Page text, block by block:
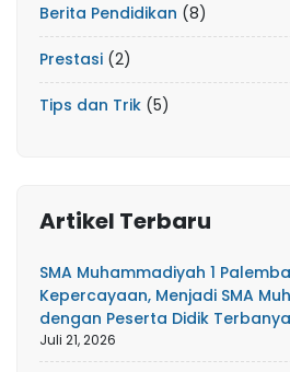
Berita Pendidikan (8)
Prestasi (2)
Tips dan Trik (5)
Artikel Terbaru
SMA Muhammadiyah 1
Kepercayaan, Menjadi SMA
dengan Peserta Didik
Juli 21, 2026